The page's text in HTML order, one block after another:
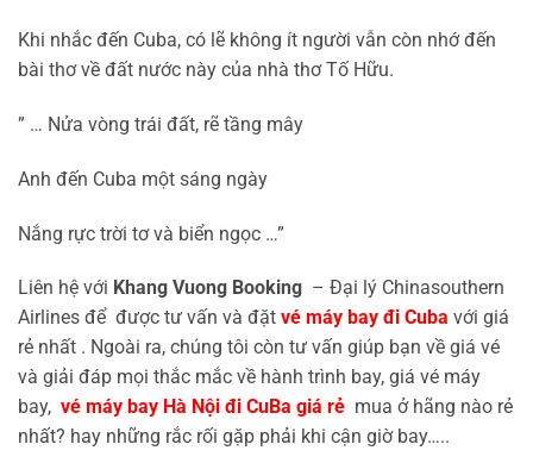
Khi nhắc đến Cuba, có lẽ không ít người vẫn còn nhớ đến
bài thơ về đất nước này của nhà thơ Tố Hữu.
” … Nửa vòng trái đất, rẽ tầng mây
Anh đến Cuba một sáng ngày
Nắng rực trời tơ và biển ngọc …”
Liên hệ với Khang Vuong Booking – Đại lý Chinasouthern
Airlines để được tư vấn và đặt vé máy bay đi Cuba với giá
rẻ nhất . Ngoài ra, chúng tôi còn tư vấn giúp bạn về giá vé
và giải đáp mọi thắc mắc về hành trình bay, giá vé máy
bay, vé máy bay Hà Nội đi CuBa giá rẻ mua ở hãng nào rẻ
nhất? hay những rắc rối gặp phải khi cận giờ bay…..